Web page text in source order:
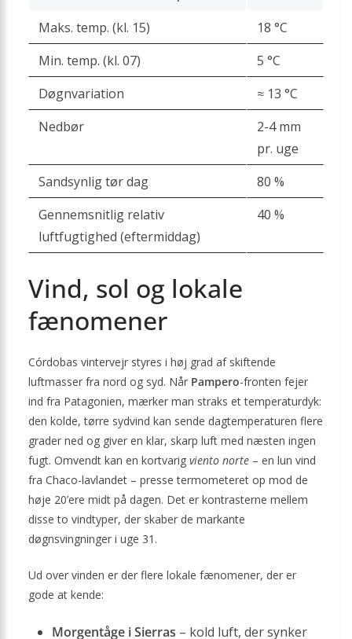
Maks. temp. (kl. 15)
18 °C
Min. temp. (kl. 07)
5 °C
Døgnvariation
≈ 13 °C
Nedbør
2-4 mm
pr. uge
Sandsynlig tør dag
80 %
Gennemsnitlig relativ
luftfugtighed (eftermiddag)
40 %
Vind, sol og lokale
fænomener
Córdobas vintervejr styres i høj grad af skiftende
luftmasser fra nord og syd. Når Pampero-fronten fejer
ind fra Patagonien, mærker man straks et temperaturdyk:
den kolde, tørre sydvind kan sende dagtemperaturen flere
grader ned og giver en klar, skarp luft med næsten ingen
fugt. Omvendt kan en kortvarig viento norte – en lun vind
fra Chaco-lavlandet – presse termometeret op mod de
høje 20’ere midt på dagen. Det er kontrasterne mellem
disse to vindtyper, der skaber de markante
døgnsvingninger i uge 31.
Ud over vinden er der flere lokale fænomener, der er
gode at kende:
Morgentåge i Sierras – kold luft, der synker